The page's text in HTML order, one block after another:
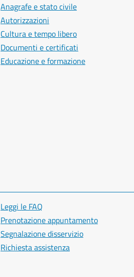
Anagrafe e stato civile
Autorizzazioni
Cultura e tempo libero
Documenti e certificati
Educazione e formazione
Leggi le FAQ
Prenotazione appuntamento
Segnalazione disservizio
Richiesta assistenza